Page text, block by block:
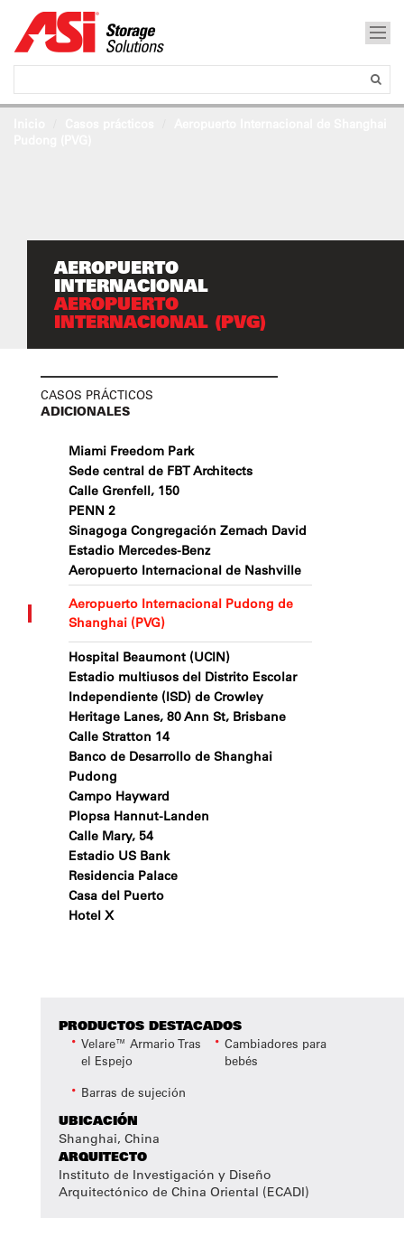
AEROPUERTO
INTERNACIONAL
AEROPUERTO
INTERNACIONAL (PVG)
CASOS PRÁCTICOS
ADICIONALES
Miami Freedom Park
Sede central de FBT Architects
Calle Grenfell, 150
PENN 2
Sinagoga Congregación Zemach David
Estadio Mercedes-Benz
Aeropuerto Internacional de Nashville
Aeropuerto Internacional Pudong de
Shanghai (PVG)
Hospital Beaumont (UCIN)
Estadio multiusos del Distrito Escolar
Independiente (ISD) de Crowley
Heritage Lanes, 80 Ann St, Brisbane
Calle Stratton 14
Banco de Desarrollo de Shanghai
Pudong
Campo Hayward
Plopsa Hannut-Landen
Calle Mary, 54
Estadio US Bank
Residencia Palace
Casa del Puerto
Hotel X
PRODUCTOS DESTACADOS
Velare™ Armario Tras
el Espejo
Cambiadores para
bebés
Barras de sujeción
UBICACIÓN
Shanghai, China
ARQUITECTO
Instituto de Investigación y Diseño
Arquitectónico de China Oriental (ECADI)